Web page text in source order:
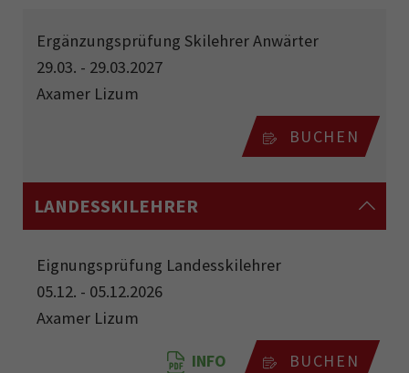
Ergänzungsprüfung Skilehrer Anwärter
29.03. - 29.03.2027
Axamer Lizum
BUCHEN
LANDESSKILEHRER
Eignungsprüfung Landesskilehrer
05.12. - 05.12.2026
Axamer Lizum
INFO BUCHEN